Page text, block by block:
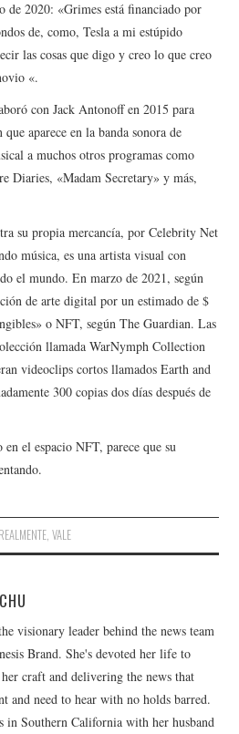
de 2020: «Grimes está financiado por
de, como, Tesla a mi estúpido
las cosas que digo y creo lo que creo
«.
​​con Jack Antonoff en 2015 para
aparece en la banda sonora de
a muchos otros programas como
Diaries, «Madam Secretary» y más,
su propia mercancía, por Celebrity Net
música, es una artista visual con
el mundo. En marzo de 2021, según
de arte digital por un estimado de $
o NFT, según The Guardian. Las
llamada WarNymph Collection
videoclips cortos llamados Earth and
300 copias dos días después de
el espacio NFT, parece que su
REALMENTE, VALE
visionary leader behind the news team
Brand. She's devoted her life to
craft and delivering the news that
and need to hear with no holds barred.
in Southern California with her husband